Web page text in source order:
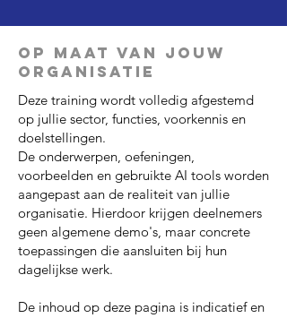
Op maat van jouw
organisatie
Deze training wordt volledig afgestemd
op jullie sector, functies, voorkennis en
doelstellingen.
De onderwerpen, oefeningen,
voorbeelden en gebruikte AI tools worden
aangepast aan de realiteit van jullie
organisatie. Hierdoor krijgen deelnemers
geen algemene demo's, maar concrete
toepassingen die aansluiten bij hun
dagelijkse werk.
De inhoud op deze pagina is indicatief en